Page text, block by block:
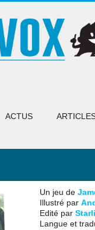
ACTUS
Un jeu de
Illustré par
Edité par
Langue et